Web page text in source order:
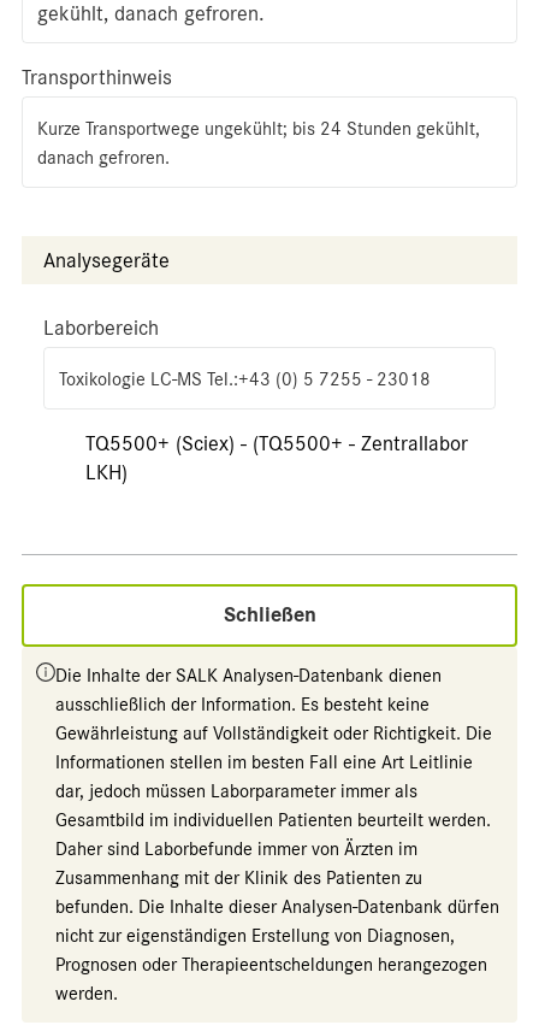
gekühlt, danach gefroren.
Transporthinweis
Kurze Transportwege ungekühlt; bis 24 Stunden gekühlt,
danach gefroren.
Analysegeräte
Laborbereich
Toxikologie LC-MS Tel.:+43 (0) 5 7255 - 23018
TQ5500+ (Sciex) - (TQ5500+ - Zentrallabor
LKH)
Schließen
Die Inhalte der SALK Analysen-Datenbank dienen
ausschließlich der Information. Es besteht keine
Gewährleistung auf Vollständigkeit oder Richtigkeit. Die
Informationen stellen im besten Fall eine Art Leitlinie
dar, jedoch müssen Laborparameter immer als
Gesamtbild im individuellen Patienten beurteilt werden.
Daher sind Laborbefunde immer von Ärzten im
Zusammenhang mit der Klinik des Patienten zu
befunden. Die Inhalte dieser Analysen-Datenbank dürfen
nicht zur eigenständigen Erstellung von Diagnosen,
Prognosen oder Therapieentscheldungen herangezogen
werden.